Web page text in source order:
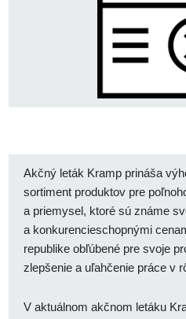
Akčný leták Kramp prináša
sortiment produktov pre
a priemysel, ktoré sú známe
a konkurencieschopnými
republike obľúbené pre svoje
zlepšenie a uľahčenie práce v
V aktuálnom akčnom letáku